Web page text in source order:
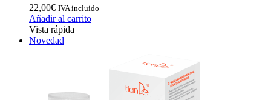
22,00€ IVA incluido
Añadir al carrito
Vista rápida
Novedad